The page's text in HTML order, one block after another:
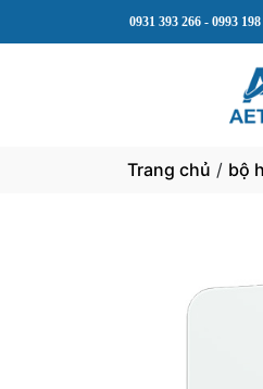
0931 393 266 - 0993 198 777 -
Trang chủ / bộ